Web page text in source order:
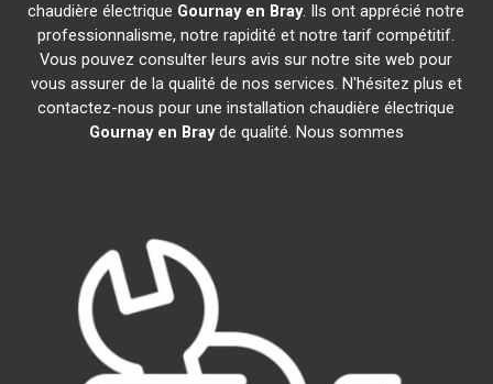
chaudière électrique Gournay en Bray. Ils ont apprécié notre
professionnalisme, notre rapidité et notre tarif compétitif.
Vous pouvez consulter leurs avis sur notre site web pour
vous assurer de la qualité de nos services. N'hésitez plus et
contactez-nous pour une installation chaudière électrique
Gournay en Brayde qualité. Nous sommes